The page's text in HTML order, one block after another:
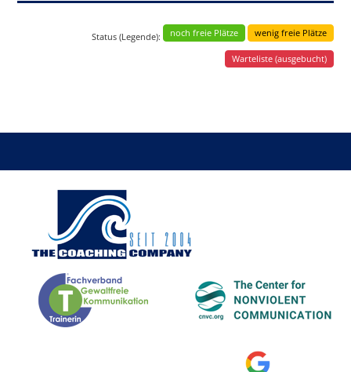
Status (Legende): noch freie Plätze wenig freie Plätze
Warteliste (ausgebucht)